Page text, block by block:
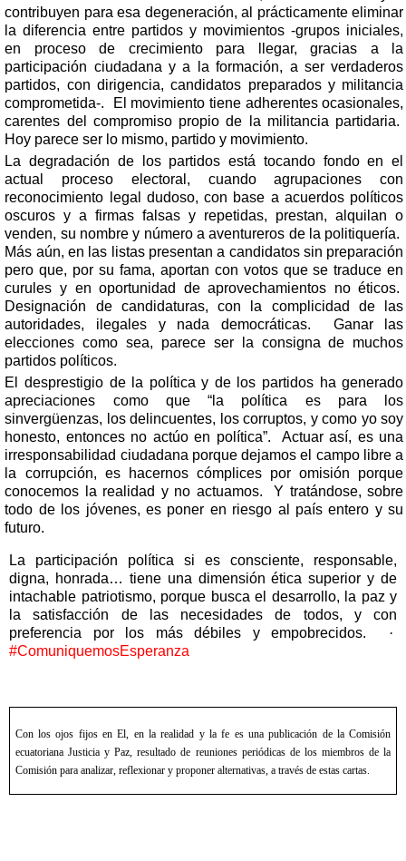
contribuyen para esa degeneración, al prácticamente eliminar
la diferencia entre partidos y movimientos -grupos iniciales,
en proceso de crecimiento para llegar, gracias a la
participación ciudadana y a la formación, a ser verdaderos
partidos, con dirigencia, candidatos preparados y militancia
comprometida-.
El movimiento tiene adherentes ocasionales,
carentes del compromiso propio de la militancia partidaria.
Hoy parece ser lo mismo, partido y movimiento.
La degradación de los partidos está tocando fondo en el
actual proceso electoral, cuando agrupaciones con
reconocimiento legal dudoso, con base a acuerdos políticos
oscuros y a firmas falsas y repetidas, prestan, alquilan o
venden, su nombre y número a aventureros de la politiquería.
Más aún, en las listas presentan a candidatos sin preparación
pero que, por su fama, aportan con votos que se traduce en
curules y en oportunidad de aprovechamientos no éticos.
Designación de candidaturas, con la complicidad de las
autoridades, ilegales y nada democráticas.
Ganar las
elecciones como sea, parece ser la consigna de muchos
partidos políticos.
El desprestigio de la política y de los partidos ha generado
apreciaciones como que “la política es para los
sinvergüenzas, los delincuentes, los corruptos, y como yo soy
honesto, entonces no actúo en política”.
Actuar así, es una
irresponsabilidad ciudadana porque dejamos el campo libre a
la corrupción, es hacernos cómplices por omisión porque
conocemos la realidad y no actuamos.
Y tratándose, sobre
todo de los jóvenes, es poner en riesgo al país entero y su
futuro.
La participación política si es consciente, responsable,
digna, honrada… tiene una dimensión ética superior y de
intachable patriotismo, porque busca el desarrollo, la paz y
la satisfacción de las necesidades de todos, y con
preferencia por los más débiles y empobrecidos.
·
#ComuniquemosEsperanza
Con los ojos fijos en El, en la realidad y la fe es una publicación de la Comisión
ecuatoriana Justicia y Paz, resultado de reuniones periódicas de los miembros de la
Comisión para analizar, reflexionar y proponer alternativas, a través de estas cartas.